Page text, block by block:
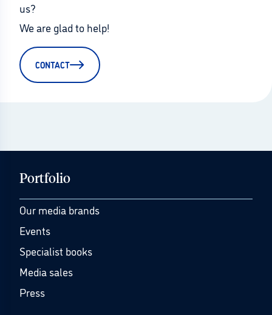
us?
We are glad to help!
CONTACT
Portfolio
Our media brands
Events
Specialist books
Media sales
Press